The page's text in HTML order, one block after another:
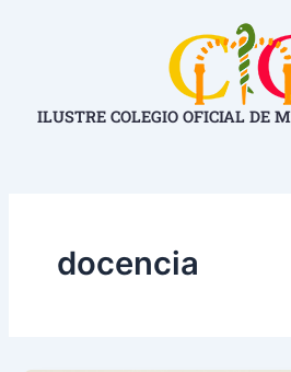
ILUSTRE COLEGIO OFICIAL DE
docencia